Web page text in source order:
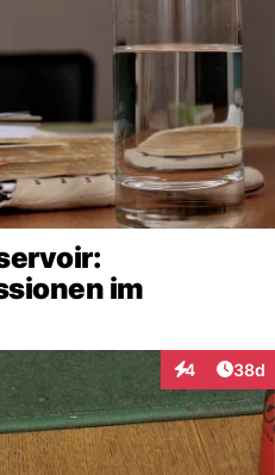
im
4
Interaktionen
38d